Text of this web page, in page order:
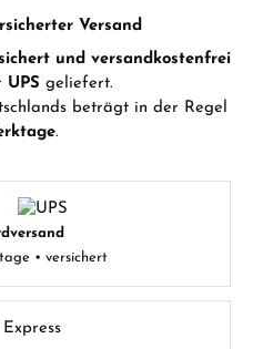
Versand
und versandkostenfrei
UPS geliefert.
beträgt in der Regel
.
• versichert